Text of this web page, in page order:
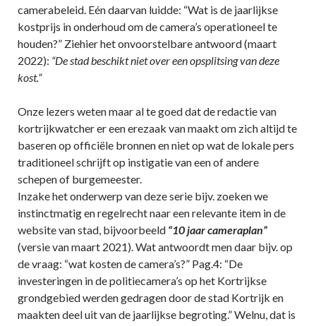
camerabeleid. Eén daarvan luidde: “Wat is de jaarlijkse
kostprijs in onderhoud om de camera’s operationeel te
houden?” Ziehier het onvoorstelbare antwoord (maart
2022): “De stad beschikt niet over een opsplitsing van deze
kost.”
Onze lezers weten maar al te goed dat de redactie van
kortrijkwatcher er een erezaak van maakt om zich altijd te
baseren op officiële bronnen en niet op wat de lokale pers
traditioneel schrijft op instigatie van een of andere
schepen of burgemeester.
Inzake het onderwerp van deze serie bijv. zoeken we
instinctmatig en regelrecht naar een relevante item in de
website van stad, bijvoorbeeld “10 jaar cameraplan”
(versie van maart 2021). Wat antwoordt men daar bijv. op
de vraag: “wat kosten de camera’s?” Pag.4: “De
investeringen in de politiecamera’s op het Kortrijkse
grondgebied werden gedragen door de stad Kortrijk en
maakten deel uit van de jaarlijkse begroting.” Welnu, dat is